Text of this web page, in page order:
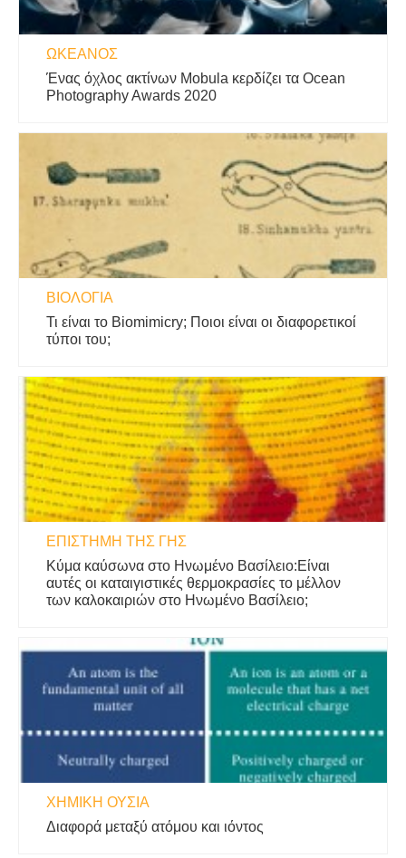
ΩΚΕΑΝΌΣ
Ένας όχλος ακτίνων Mobula κερδίζει τα Ocean
Photography Awards 2020
ΒΙΟΛΟΓΊΑ
Τι είναι το Biomimicry; Ποιοι είναι οι διαφορετικοί
τύποι του;
ΕΠΙΣΤΉΜΗ ΤΗΣ ΓΗΣ
Κύμα καύσωνα στο Ηνωμένο Βασίλειο:Είναι
αυτές οι καταιγιστικές θερμοκρασίες το μέλλον
των καλοκαιριών στο Ηνωμένο Βασίλειο;
ΧΗΜΙΚΉ ΟΥΣΊΑ
Διαφορά μεταξύ ατόμου και ιόντος